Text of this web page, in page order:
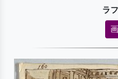
ラ